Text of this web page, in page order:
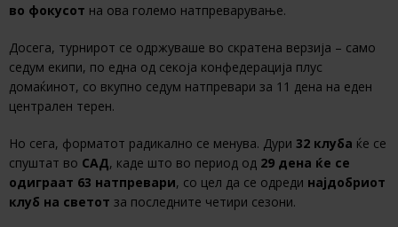
во фокусот на ова големо натпреварување.
Досега, турнирот се одржуваше во скратена верзија – само
седум екипи, по една од секоја конфедерација плус
домаќинот, со вкупно седум натпревари за 11 дена на еден
централен терен.
Но сега, форматот радикално се менува. Дури 32 клуба ќе се
спуштат во САД, каде што во период од 29 дена ќе се
одиграат 63 натпревари, со цел да се одреди најдобриот
клуб на светот за последните четири сезони.